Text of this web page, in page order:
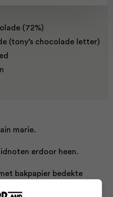
(72%)
(tony’s chocolade letter)
marie.
erdoor heen.
bakpapier bedekte
losgeklikt kan worden.